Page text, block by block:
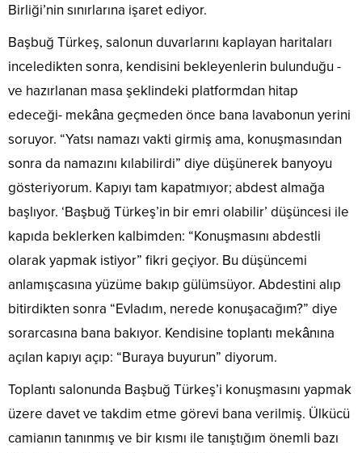
Birliği’nin sınırlarına işaret ediyor.
Başbuğ Türkeş, salonun duvarlarını kaplayan haritaları
inceledikten sonra, kendisini bekleyenlerin bulunduğu -
ve hazırlanan masa şeklindeki platformdan hitap
edeceği- mekâna geçmeden önce bana lavabonun yerini
soruyor. “Yatsı namazı vakti girmiş ama, konuşmasından
sonra da namazını kılabilirdi” diye düşünerek banyoyu
gösteriyorum. Kapıyı tam kapatmıyor; abdest almağa
başlıyor. ‘Başbuğ Türkeş’in bir emri olabilir’ düşüncesi ile
kapıda beklerken kalbimden: “Konuşmasını abdestli
olarak yapmak istiyor” fikri geçiyor. Bu düşüncemi
anlamışcasına yüzüme bakıp gülümsüyor. Abdestini alıp
bitirdikten sonra “Evladım, nerede konuşacağım?” diye
sorarcasına bana bakıyor. Kendisine toplantı mekânına
açılan kapıyı açıp: “Buraya buyurun” diyorum.
Toplantı salonunda Başbuğ Türkeş’i konuşmasını yapmak
üzere davet ve takdim etme görevi bana verilmiş. Ülkücü
camianın tanınmış ve bir kısmı ile tanıştığım önemli bazı